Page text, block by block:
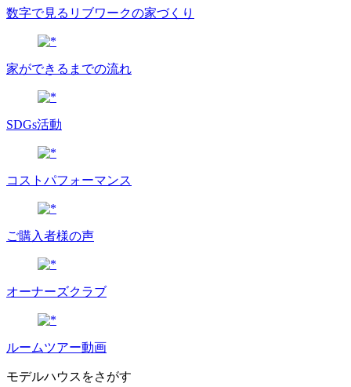
数字で⾒るリブワークの家づくり
家ができるまでの流れ
SDGs活動
コストパフォーマンス
ご購入者様の声
オーナーズクラブ
ルームツアー動画
モデルハウスをさがす